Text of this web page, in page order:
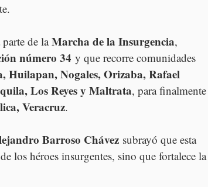
de la Marcha de la Insurgencia,
número 34 y que recorre comunidades
Huilapan, Nogales, Orizaba, Rafael
Los Reyes y Maltrata, para finalmente
Veracruz.
Barroso Chávez subrayó que esta
los héroes insurgentes, sino que fortalece la